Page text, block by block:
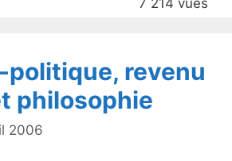
politique, revenu
philosophie
2006